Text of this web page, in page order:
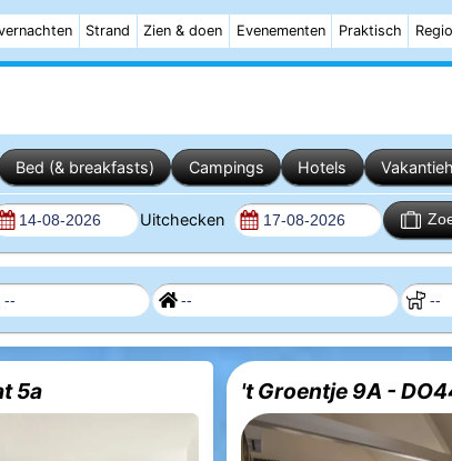
Strand Zien & doen Evenementen Praktisch Regio
Bed (& breakfasts) Campings Hotels
Uitchecken
5a 't Groentje 9A -